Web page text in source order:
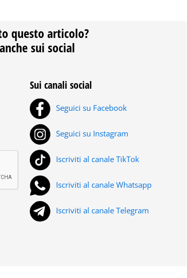
questo articolo?
sui social
Sui canali social
Seguici su Facebook
Seguici su Instagram
Iscriviti al canale TikTok
Iscriviti al canale Whatsapp
Iscriviti al canale Telegram